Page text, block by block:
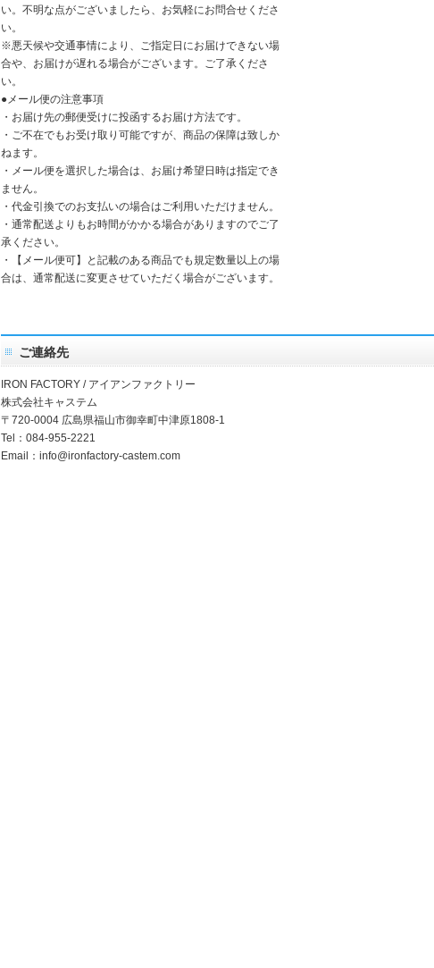
い。不明な点がございましたら、お気軽にお問合せくださ
い。
※悪天候や交通事情により、ご指定日にお届けできない場
合や、お届けが遅れる場合がございます。ご了承くださ
い。
●メール便の注意事項
・お届け先の郵便受けに投函するお届け方法です。
・ご不在でもお受け取り可能ですが、商品の保障は致しか
ねます。
・メール便を選択した場合は、お届け希望日時は指定でき
ません。
・代金引換でのお支払いの場合はご利用いただけません。
・通常配送よりもお時間がかかる場合がありますのでご了
承ください。
・【メール便可】と記載のある商品でも規定数量以上の場
合は、通常配送に変更させていただく場合がございます。
ご連絡先
IRON FACTORY / アイアンファクトリー
株式会社キャステム
〒720-0004 広島県福山市御幸町中津原1808-1
Tel：084-955-2221
Email： info@ironfactory-castem.com